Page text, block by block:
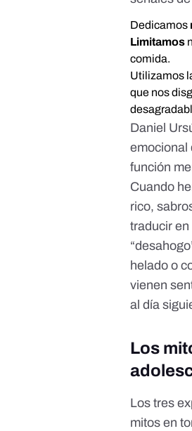
Dedicamos
Limitamos
comida.
Utilizamos
que nos
Daniel
emocional
función
Cuando
rico,
traducir en
helado o
vienen
al día
Los
Los tres
mitos en